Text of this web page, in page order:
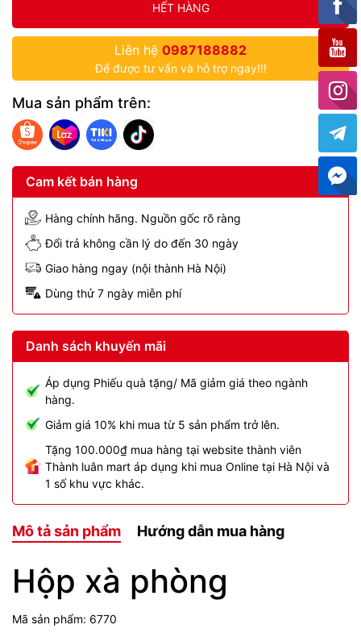
HẾT HÀNG
Liên hệ 0987188882
Để được tư vấn và hỗ trợ ngay!!!
Mua sản phẩm trên:
Cam kết bán hàng
Hàng chính hãng. Nguồn gốc rõ ràng
Đổi trả không cần lý do đến 30 ngày
Giao hàng ngay (nội thành Hà Nội)
Dùng thử 7 ngày miễn phí
Danh sách khuyến mãi
Áp dụng Phiếu quà tặng/ Mã giảm giá theo ngành
hàng.
Giảm giá 10% khi mua từ 5 sản phẩm trở lên.
Tặng 100.000₫ mua hàng tại website thành viên
Thành luân mart áp dụng khi mua Online tại Hà Nội và
1 số khu vực khác.
Mô tả sản phẩm Hướng dẫn mua hàng
Hộp xà phòng
Mã sản phẩm: 6770